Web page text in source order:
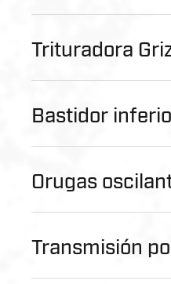
Trituradora
Bastidor
Orugas
Transmisión